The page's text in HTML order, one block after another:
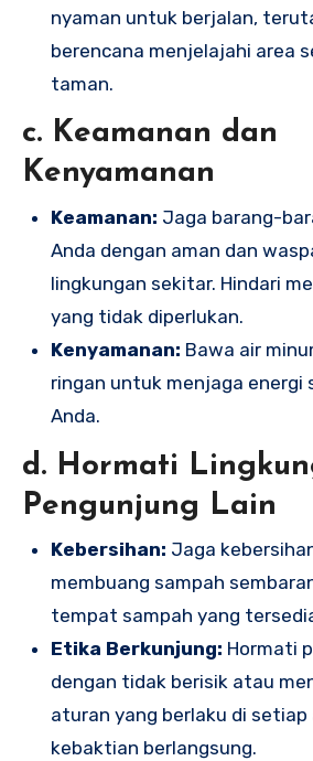
nyaman untuk berjalan,
berencana menjelajahi area
taman.
c. Keamanan dan
Kenyamanan
Keamanan: Jaga barang-
Anda dengan aman dan
lingkungan sekitar. Hindari
yang tidak diperlukan.
Kenyamanan: Bawa air
ringan untuk menjaga energi
Anda.
d. Hormati
Pengunjung Lain
Kebersihan: Jaga
membuang sampah
tempat sampah yang
Etika Berkunjung: Hormati
dengan tidak berisik atau
aturan yang berlaku di setiap
kebaktian berlangsung.